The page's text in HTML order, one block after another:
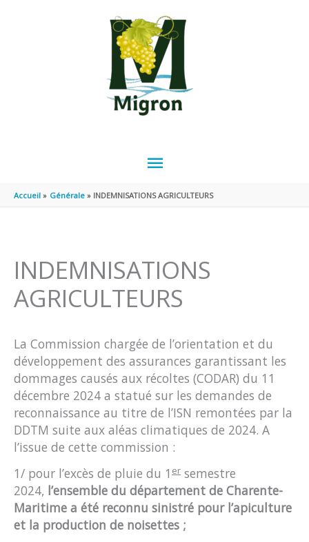
MENU
PRINCIPAL
Accueil Générale INDEMNISATIONS AGRICULTEURS
INDEMNISATIONS
AGRICULTEURS
La Commission chargée de l’orientation et du
développement des assurances garantissant les
dommages causés aux récoltes (CODAR) du 11
décembre 2024 a statué sur les demandes de
reconnaissance au titre de l’ISN remontées par la
DDTM suite aux aléas climatiques de 2024. A
l’issue de cette commission :
1/ pour l’excès de pluie du 1 er semestre
2024, l’ensemble du département de Charente-
Maritime a été reconnu sinistré pour l’apiculture
et la production de noisettes ;